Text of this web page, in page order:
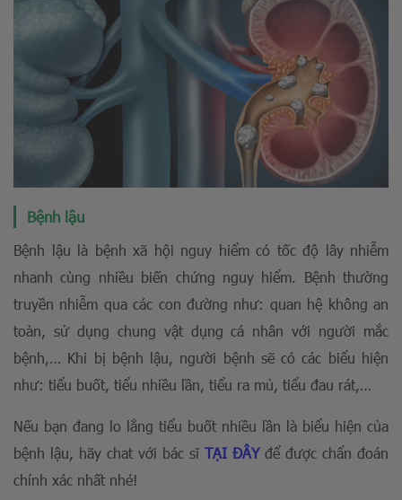
Bệnh lậu
Bệnh lậu là bệnh xã hội nguy hiểm có tốc độ lây nhiễm
nhanh cùng nhiều biến chứng nguy hiểm. Bệnh thường
truyền nhiễm qua các con đường như: quan hệ không an
toàn, sử dụng chung vật dụng cá nhân với người mắc
bệnh,… Khi bị bệnh lậu, người bệnh sẽ có các biểu hiện
như: tiểu buốt, tiểu nhiều lần, tiểu ra mủ, tiểu đau rát,…
Nếu bạn đang lo lắng tiểu buốt nhiều lần là biểu hiện của
bệnh lậu, hãy chat với bác sĩ TẠI ĐÂYđể được chẩn đoán
chính xác nhất nhé!